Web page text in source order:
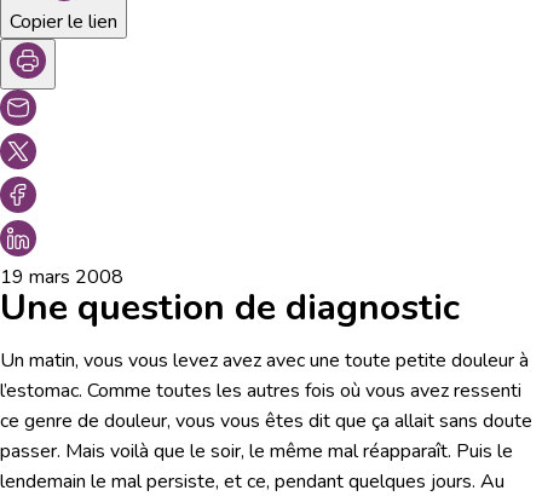
Copier le lien
19 mars 2008
Une question de diagnostic
Un matin, vous vous levez avez avec une toute petite douleur à
l’estomac. Comme toutes les autres fois où vous avez ressenti
ce genre de douleur, vous vous êtes dit que ça allait sans doute
passer. Mais voilà que le soir, le même mal réapparaît. Puis le
lendemain le mal persiste, et ce, pendant quelques jours. Au